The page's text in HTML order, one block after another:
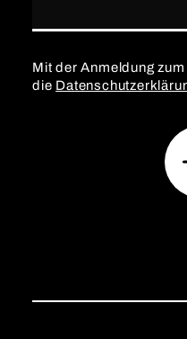
Mit der Anmeldung
die